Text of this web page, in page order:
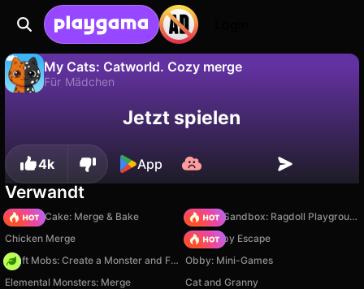
My Cats: Catworld. Сozy merge
Für Mädchen
speichern!
Nein
Jetzt spielen
4k App
Verwandt
Piece of Cake: Merge & Bake
Sprunki Sandbox: Ragdoll Playground Mode
Chicken Merge
Your Obby Escape
Craft Mobs: Create a Monster and Fight! Obby: Mini-Games
Elemental Monsters: Merge
Cat and Granny